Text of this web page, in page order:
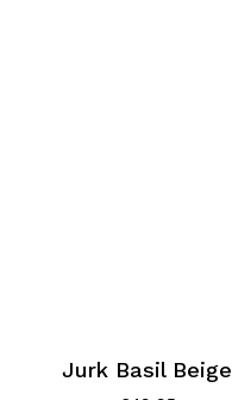
Jurk Basil Beige